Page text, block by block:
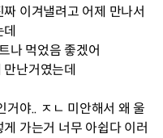
이겨낼려고 어제 만나서
나 먹었음 좋겠어
난거였는데
거야.. ㅈㄴ 미안해서 왜 울
가는거 너무 아쉽다 이러